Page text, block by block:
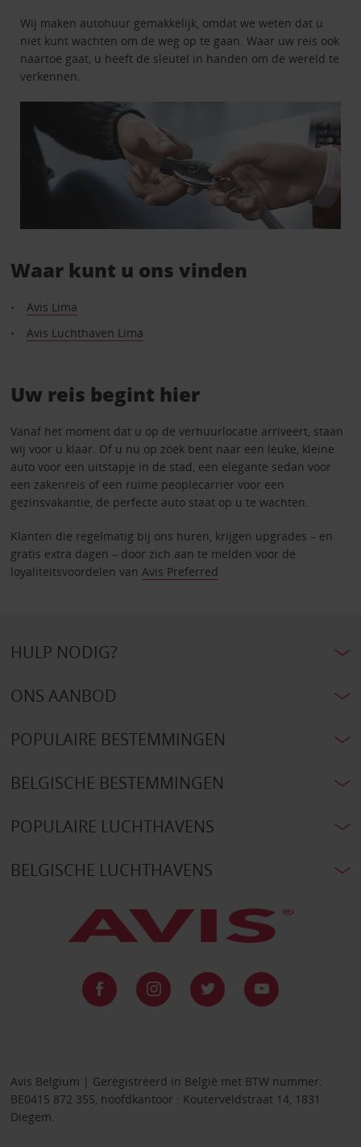
Wij maken autohuur gemakkelijk, omdat we weten dat u
niet kunt wachten om de weg op te gaan. Waar uw reis ook
naartoe gaat, u heeft de sleutel in handen om de wereld te
verkennen.
Waar kunt u ons vinden
Avis Lima
Avis Luchthaven Lima
Uw reis begint hier
Vanaf het moment dat u op de verhuurlocatie arriveert, staan
wij voor u klaar. Of u nu op zoek bent naar een leuke, kleine
auto voor een uitstapje in de stad, een elegante sedan voor
een zakenreis of een ruime peoplecarrier voor een
gezinsvakantie, de perfecte auto staat op u te wachten.
Klanten die regelmatig bij ons huren, krijgen upgrades – en
gratis extra dagen – door zich aan te melden voor de
loyaliteitsvoordelen van Avis Preferred
HULP NODIG?
ONS AANBOD
POPULAIRE BESTEMMINGEN
BELGISCHE BESTEMMINGEN
POPULAIRE LUCHTHAVENS
BELGISCHE LUCHTHAVENS
Avis Belgium | Geregistreerd in België met BTW nummer:
BE0415 872 355, hoofdkantoor : Kouterveldstraat 14, 1831
Diegem.